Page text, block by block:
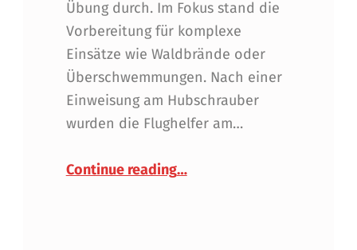
Übung durch. Im Fokus stand die
Vorbereitung für komplexe
Einsätze wie Waldbrände oder
Überschwemmungen. Nach einer
Einweisung am Hubschrauber
wurden die Flughelfer am…
Continue reading…